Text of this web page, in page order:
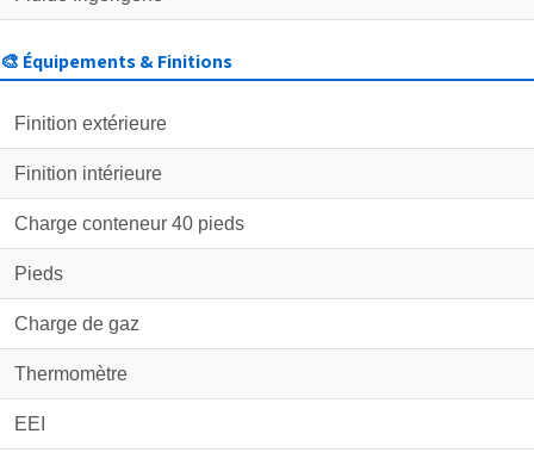
🎨 Équipements & Finitions
Finition extérieure
Finition intérieure
Charge conteneur 40 pieds
Pieds
Charge de gaz
Thermomètre
EEI